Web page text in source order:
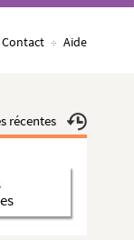
Contact Aide
récentes